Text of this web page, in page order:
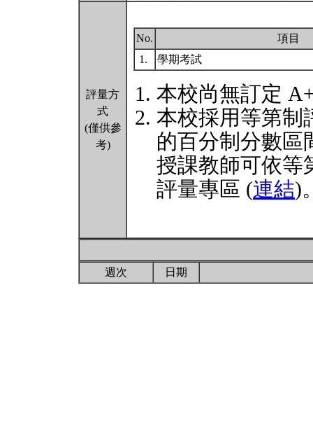
評量方
式
(僅供參
考)
No.
項目
1.
學期考試
本校尚無訂定
本校採用等第制
的百分制分數區
授課教師可依等
評量專區 (連結)
週次 日期